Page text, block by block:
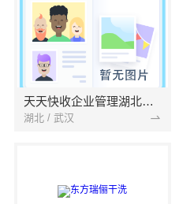
天天快收企业管理湖北有限公司
湖北 / 武汉